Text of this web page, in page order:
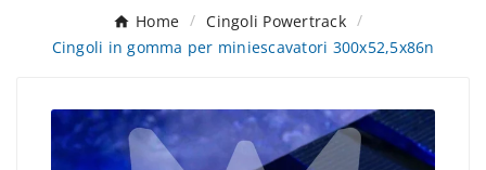
Home
Cingoli Powertrack
Cingoli in gomma per miniescavatori 300x52,5x86n